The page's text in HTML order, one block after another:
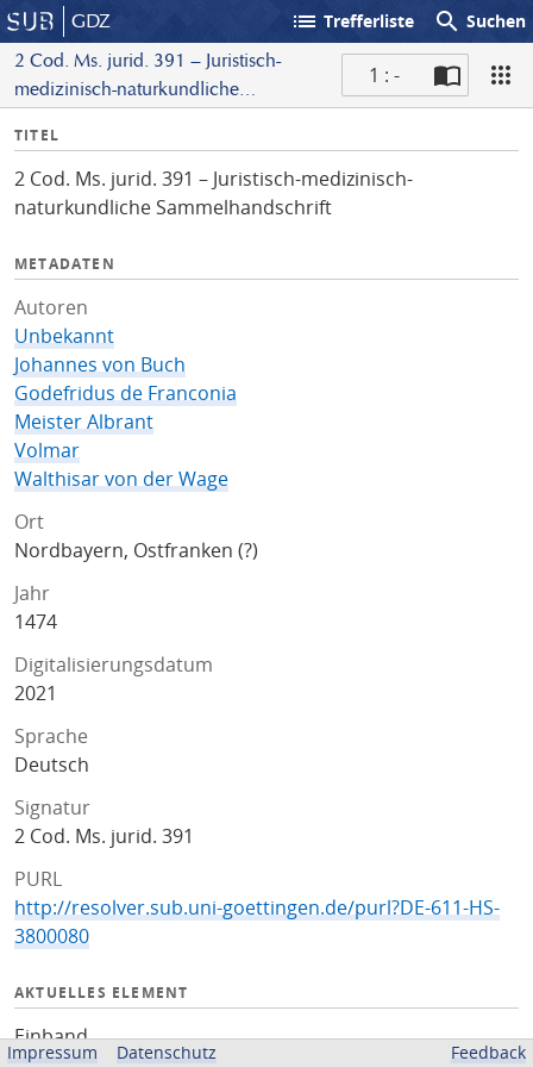
GDZ list Trefferliste search Suchen
2 Cod. Ms. jurid. 391 – Juristisch-
medizinisch-naturkundliche
1 : -
I
f
o
TITEL
2 Cod. Ms. jurid. 391 – Juristisch-medizinisch-
naturkundliche Sammelhandschrift
METADATEN
Autoren
Unbekannt
Johannes von Buch
Godefridus de Franconia
Meister Albrant
Volmar
Walthisar von der Wage
Ort
Nordbayern, Ostfranken (?)
Jahr
1474
Digitalisierungsdatum
2021
Sprache
Deutsch
Signatur
2 Cod. Ms. jurid. 391
PURL
http://resolver.sub.uni-goettingen.de/purl?DE-611-HS-
3800080
AKTUELLES ELEMENT
Einband
Impressum Datenschutz Feedback